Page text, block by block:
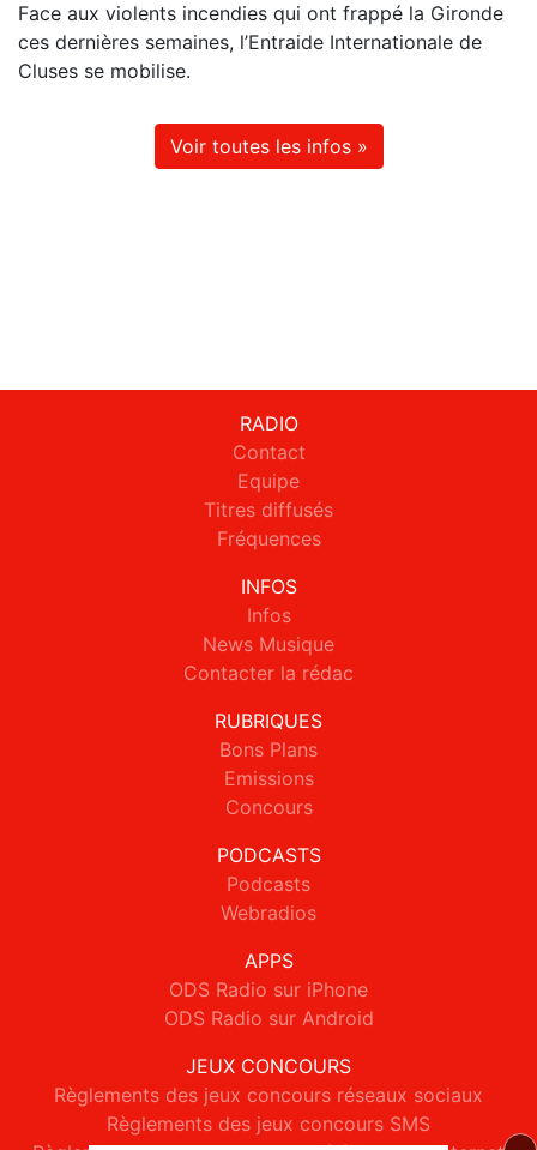
Face aux violents incendies qui ont frappé la Gironde
ces dernières semaines, l’Entraide Internationale de
Cluses se mobilise.
Voir toutes les infos »
RADIO
Contact
Equipe
Titres diffusés
Fréquences
INFOS
Infos
News Musique
Contacter la rédac
RUBRIQUES
Bons Plans
Emissions
Concours
PODCASTS
Podcasts
Webradios
APPS
ODS Radio sur iPhone
ODS Radio sur Android
JEUX CONCOURS
Règlements des jeux concours réseaux sociaux
Règlements des jeux concours SMS